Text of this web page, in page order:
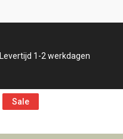
Levertijd 1-2 werkdagen
Sale